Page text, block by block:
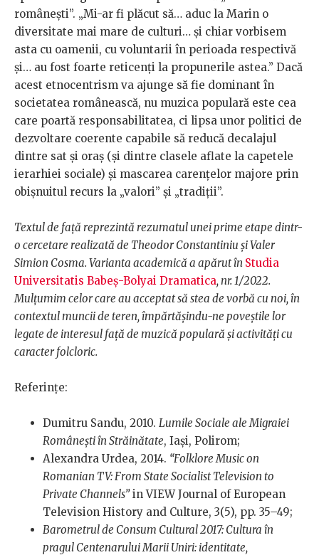
românești”. „Mi-ar fi plăcut să… aduc la Marin o
diversitate mai mare de culturi… și chiar vorbisem
asta cu oamenii, cu voluntarii în perioada respectivă
și… au fost foarte reticenți la propunerile astea.” Dacă
acest etnocentrism va ajunge să fie dominant în
societatea românească, nu muzica populară este cea
care poartă responsabilitatea, ci lipsa unor politici de
dezvoltare coerente capabile să reducă decalajul
dintre sat și oraș (și dintre clasele aflate la capetele
ierarhiei sociale) și mascarea carențelor majore prin
obișnuitul recurs la „valori” și „tradiții”.
Textul de față reprezintă rezumatul unei prime etape dintr-
o cercetare realizată de Theodor Constantiniu și Valer
Simion Cosma. Varianta academică a apărut în Studia
Universitatis Babeș-Bolyai Dramatica, nr. 1/2022.
Mulțumim celor care au acceptat să stea de vorbă cu noi, în
contextul muncii de teren, împărtășindu-ne poveștile lor
legate de interesul față de muzică populară și activități cu
caracter folcloric.
Referințe:
Dumitru Sandu, 2010. Lumile Sociale ale Migraiei
Românești în Străinătate, Iași, Polirom;
Alexandra Urdea, 2014. “Folklore Music on
Romanian TV: From State Socialist Television to
Private Channels”in VIEW Journal of European
Television History and Culture, 3(5), pp. 35–49;
Barometrul de Consum Cultural 2017: Cultura în
pragul Centenarului Marii Uniri: identitate,